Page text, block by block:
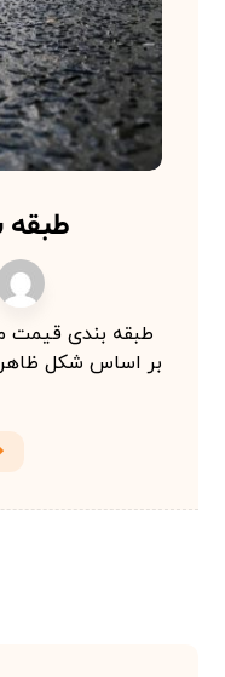
طبقه
طبقه بندی قیمت